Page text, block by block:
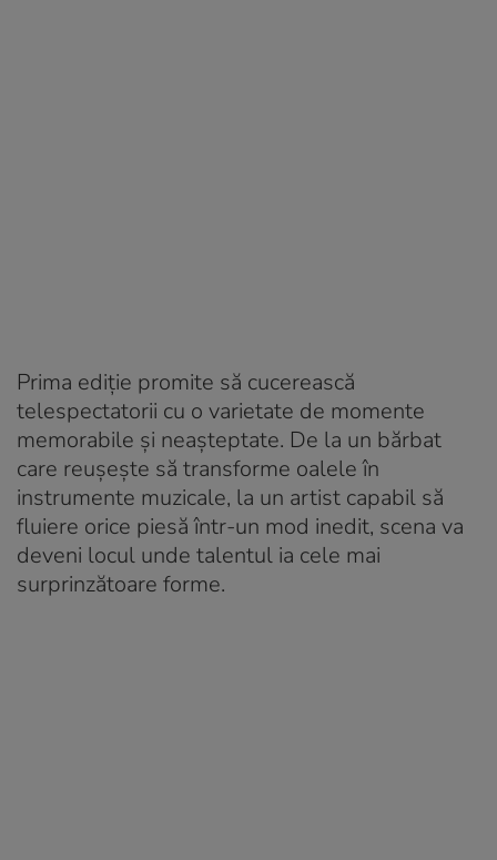
Prima ediție promite să cucerească
telespectatorii cu o varietate de momente
memorabile și neașteptate. De la un bărbat
care reușește să transforme oalele în
instrumente muzicale, la un artist capabil să
fluiere orice piesă într-un mod inedit, scena va
deveni locul unde talentul ia cele mai
surprinzătoare forme.